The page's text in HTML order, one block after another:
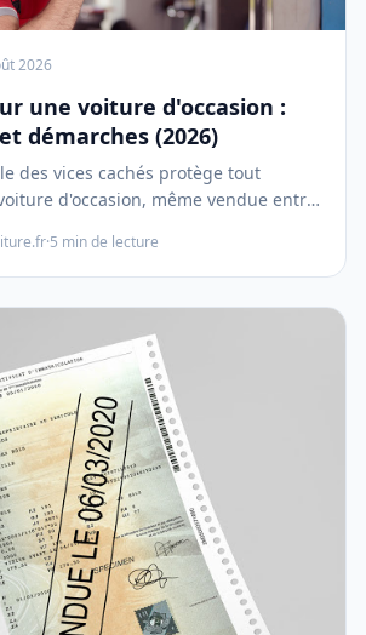
2026
une voiture d'occasion :
démarches (2026)
des vices cachés protège tout
d'occasion, même vendue entre
en justice : le guide complet de vos
·5 min de lecture